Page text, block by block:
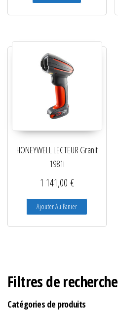
HONEYWELL LECTEUR Granit
1981i
1 141,00 €
Ajouter Au Panier
Filtres de recherche
Catégories de produits